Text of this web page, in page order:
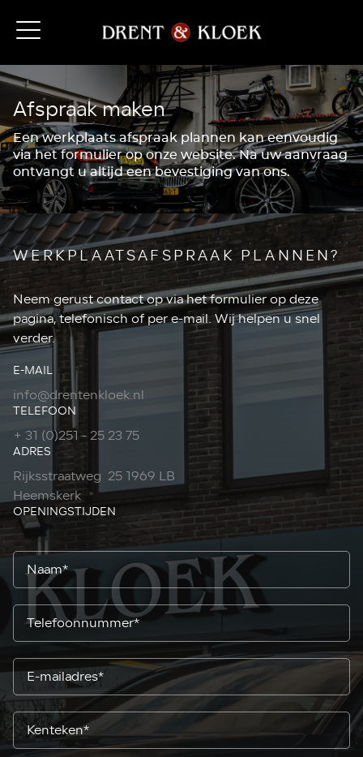
Afspraak maken
Een werkplaats afspraak plannen kan eenvoudig
via het formulier op onze website. Na uw aanvraag
ontvangt u altijd een bevestiging van ons.
WERKPLAATSAFSPRAAK PLANNEN?
Neem gerust contact op via het formulier op deze
pagina, telefonisch of per e-mail. Wij helpen u snel
verder.
E-MAIL
info@drentenkloek.nl
TELEFOON
+ 31 (0)251 - 25 23 75
ADRES
Rijksstraatweg 25 1969 LB
Heemskerk
OPENINGSTIJDEN